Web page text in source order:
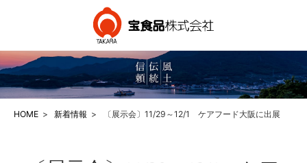
HOME 新着情報 〔展示会〕11/29～12/1 ケアフード大阪に出展